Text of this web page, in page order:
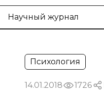
Научный журнал
Психология
14.01.2018 1726